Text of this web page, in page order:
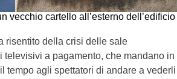
vecchio cartello all’esterno dell’edificio
risentito della crisi delle sale
televisivi a pagamento, che mandano in
tempo agli spettatori di andare a vederli